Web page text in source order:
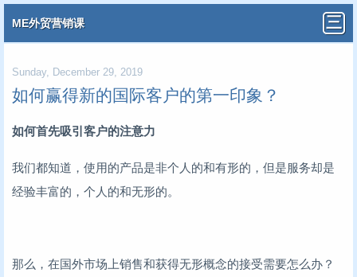
ME外贸营销课
Sunday, December 29, 2019
如何赢得新的国际客户的第一印象？
如何首先吸引客户的注意力
我们都知道，使用的产品是非个人的和有形的，但是服务却是
经验丰富的，个人的和无形的。
那么，在国外市场上销售和获得无形概念的接受需要怎么办？